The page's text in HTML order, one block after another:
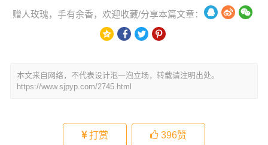
赠人玫瑰，手有余香，欢迎收藏/分享本篇文章：
本文来自网络，不代表设计泡一泡立场，转载请注明出处。
https://www.sjpyp.com/2745.html
打赏 396赞